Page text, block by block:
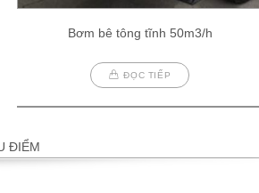
Bơm bê tông tĩnh 50m3/h
ĐỌC TIẾP
ĐIỂM